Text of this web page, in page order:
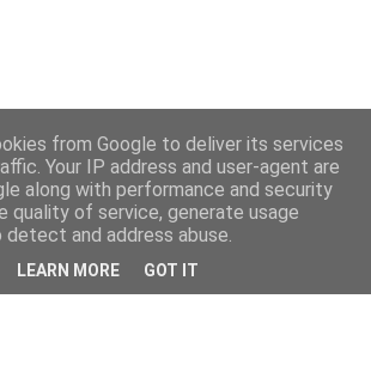
Powered by Blogger
from Google to deliver its services
Your IP address and user-agent are
along with performance and security
quality of service, generate usage
and address abuse.
LEARN MORE GOT IT